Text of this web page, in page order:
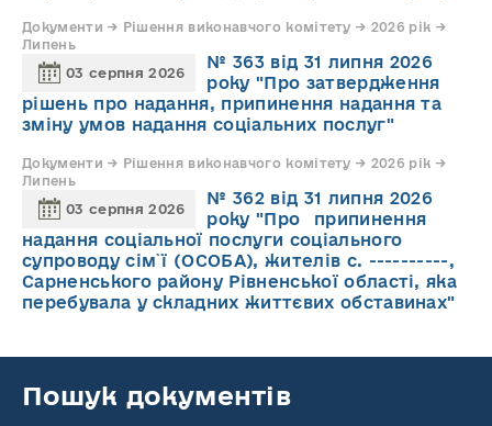
Документи → Рішення виконавчого комітету → 2026 рік →
Липень
03 серпня 2026
№ 363 від 31 липня 2026
року "Про затвердження
рішень про надання, припинення надання та
зміну умов надання соціальних послуг"
Документи → Рішення виконавчого комітету → 2026 рік →
Липень
03 серпня 2026
№ 362 від 31 липня 2026
року "Про припинення
надання соціальної послуги соціального
супроводу cім`ї (ОСОБА), жителів с. ----------,
Сарненського району Рівненської області, яка
перебувала у складних життєвих обставинах"
Пошук документів